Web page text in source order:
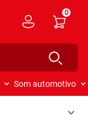
0
Som automotivo